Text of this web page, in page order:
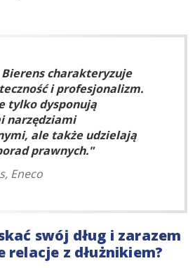
charakteryzuje
i profesjonalizm.
tylko dysponują
narzędziami
ale także udzielają
prawnych.
Eneco
swój dług i zarazem
z dłużnikiem?